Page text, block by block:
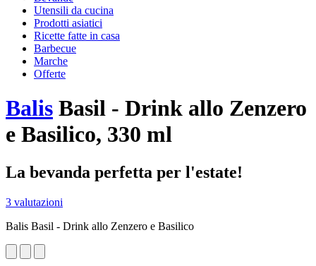
Utensili da cucina
Prodotti asiatici
Ricette fatte in casa
Barbecue
Marche
Offerte
Balis Basil - Drink allo Zenzero
e Basilico, 330 ml
La bevanda perfetta per l'estate!
3 valutazioni
Balis Basil - Drink allo Zenzero e Basilico